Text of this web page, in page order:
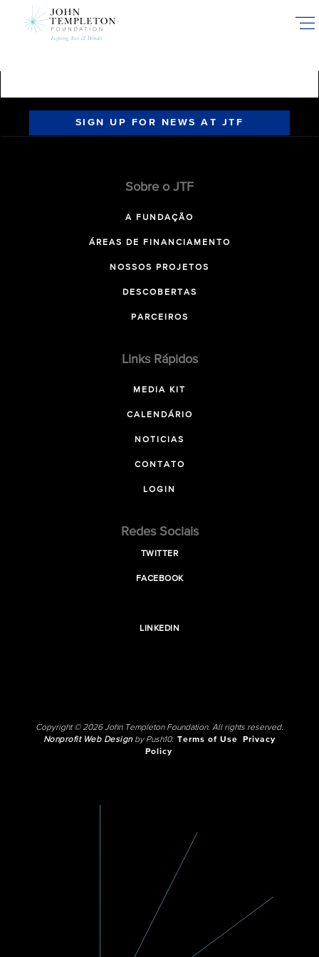
SIGN UP FOR NEWS AT JTF
Sobre o JTF
A FUNDAÇÃO
ÁREAS DE FINANCIAMENTO
NOSSOS PROJETOS
DESCOBERTAS
PARCEIROS
Links Rápidos
MEDIA KIT
CALENDÁRIO
NOTICIAS
CONTATO
LOGIN
Redes Sociais
TWITTER
FACEBOOK
LINKEDIN
Copyright © 2026 John Templeton Foundation. All rights reserved.
Nonprofit Web Designby Push10. Terms of Use
Privacy
Policy